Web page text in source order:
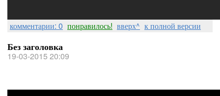
комментарии: 0 понравилось! вверх^ к полной версии
Без заголовка
19-03-2015 20:09